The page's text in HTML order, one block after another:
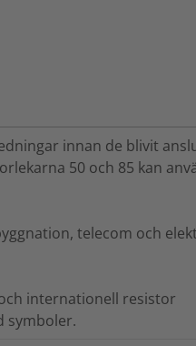
innan de blivit
50 och 85 kan
telecom och
internationell resistor
symboler.